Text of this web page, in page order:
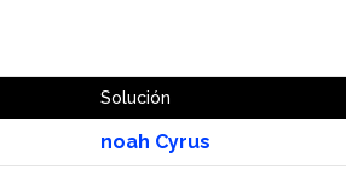
Solución
noah Cyrus